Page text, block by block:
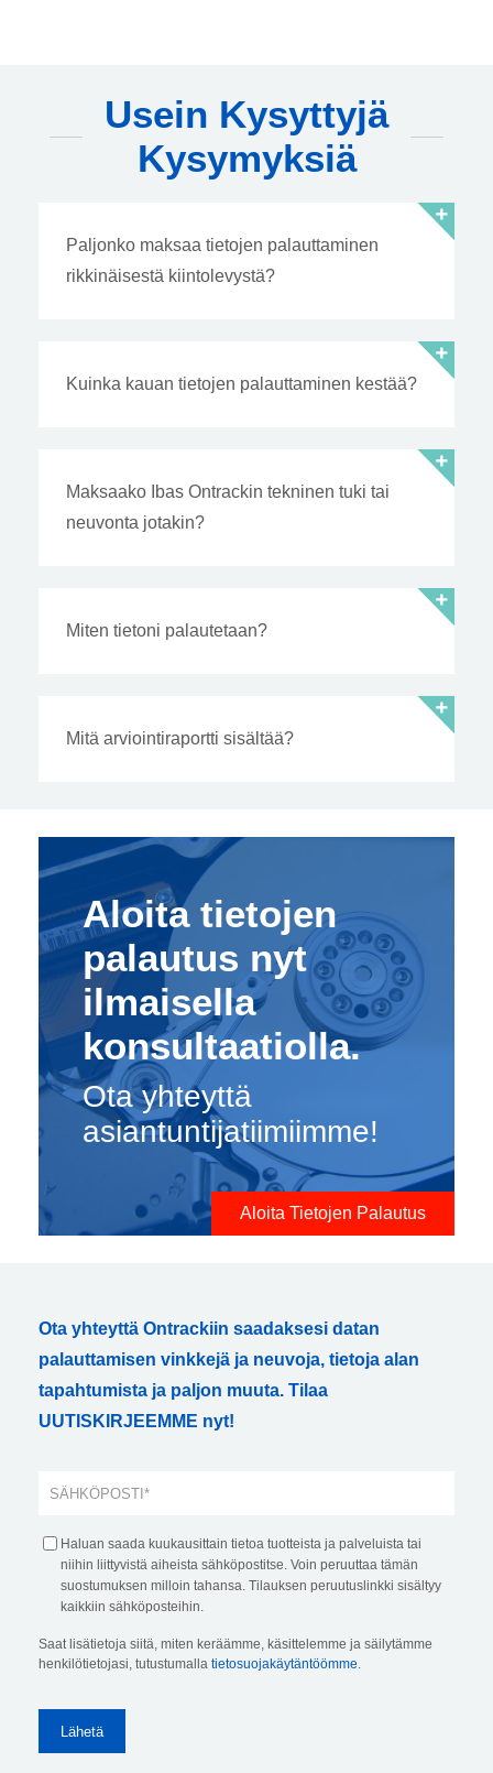
Usein Kysyttyjä
Kysymyksiä
Paljonko maksaa tietojen palauttaminen
rikkinäisestä kiintolevystä?
Kuinka kauan tietojen palauttaminen kestää?
Maksaako Ibas Ontrackin tekninen tuki tai
neuvonta jotakin?
Miten tietoni palautetaan?
Mitä arviointiraportti sisältää?
Aloita tietojen
palautus nyt
ilmaisella
konsultaatiolla.
Ota yhteyttä
asiantuntijatiimiimme!
Aloita Tietojen Palautus
Ota yhteyttä Ontrackiin saadaksesi datan
palauttamisen vinkkejä ja neuvoja, tietoja alan
tapahtumista ja paljon muuta. Tilaa
UUTISKIRJEEMME nyt!
Haluan saada kuukausittain tietoa tuotteista ja palveluista tai
niihin liittyvistä aiheista sähköpostitse. Voin peruuttaa tämän
suostumuksen milloin tahansa. Tilauksen peruutuslinkki sisältyy
kaikkiin sähköposteihin.
Saat lisätietoja siitä, miten keräämme, käsittelemme ja säilytämme
henkilötietojasi, tutustumalla tietosuojakäytäntöömme.